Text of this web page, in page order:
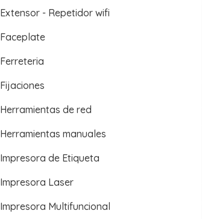
Extensor - Repetidor wifi
Faceplate
Ferreteria
Fijaciones
Herramientas de red
Herramientas manuales
Impresora de Etiqueta
Impresora Laser
Impresora Multifuncional